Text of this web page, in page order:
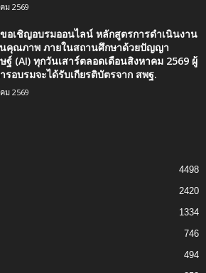
ม 2569
อเชิญอบรมออนไลน์ หลักสูตรการดำเนินงาน
คุณภาพ ภายในสถานศึกษาด้วยปัญญา
ฐ์ (AI) ทุกวันเสาร์ตลอดเดือนสิงหาคม 2569 ผู้
รอบรมจะได้รับเกียรติบัตรจาก สพฐ.
ม 2569
4498
2420
1334
746
494